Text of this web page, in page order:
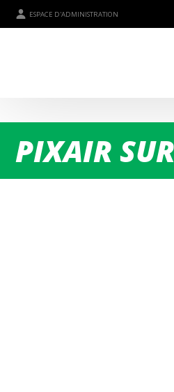
ESPACE D'ADMINISTRATION
PIXAIR